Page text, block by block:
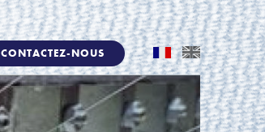
CONTACTEZ-NOUS